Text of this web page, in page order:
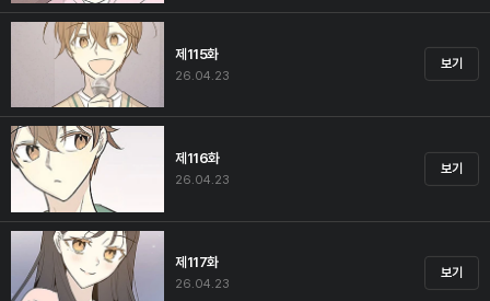
제115화
26.04.23
보기
제116화
26.04.23
보기
제117화
26.04.23
보기